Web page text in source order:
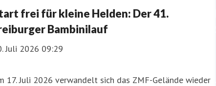
frei für kleine Helden: Der 41.
Bambinilauf
Juli 2026 09:29
17. Juli 2026 verwandelt sich das ZMF-Gelände wieder